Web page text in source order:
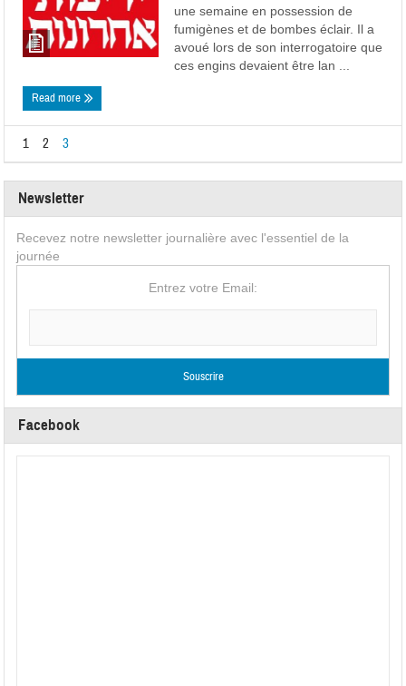
une semaine en possession de
fumigènes et de bombes éclair. Il a
avoué lors de son interrogatoire que
ces engins devaient être lan ...
Read more
1 2 3
Newsletter
Recevez notre newsletter journalière avec l'essentiel de la
journée
Entrez votre Email:
Facebook